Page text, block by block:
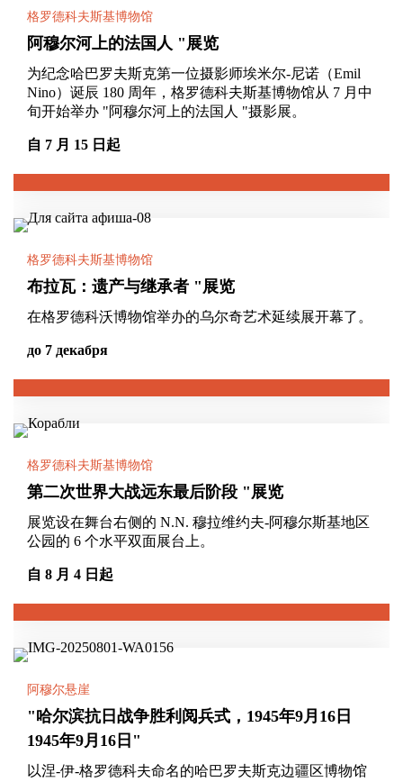
格罗德科夫斯基博物馆
阿穆尔河上的法国人 "展览
为纪念哈巴罗夫斯克第一位摄影师埃米尔-尼诺（Emil
Nino）诞辰 180 周年，格罗德科夫斯基博物馆从 7 月中
旬开始举办 "阿穆尔河上的法国人 "摄影展。
自 7 月 15 日起
格罗德科夫斯基博物馆
布拉瓦：遗产与继承者 "展览
在格罗德科沃博物馆举办的乌尔奇艺术延续展开幕了。
до 7 декабря
格罗德科夫斯基博物馆
第二次世界大战远东最后阶段 "展览
展览设在舞台右侧的 N.N. 穆拉维约夫-阿穆尔斯基地区
公园的 6 个水平双面展台上。
自 8 月 4 日起
阿穆尔悬崖
"哈尔滨抗日战争胜利阅兵式，1945年9月16日
1945年9月16日"
以涅-伊-格罗德科夫命名的哈巴罗夫斯克边疆区博物馆